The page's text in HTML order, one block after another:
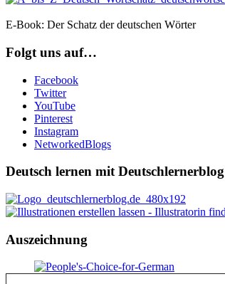
E-Book: Der Schatz der deutschen Wörter
Folgt uns auf…
Facebook
Twitter
YouTube
Pinterest
Instagram
NetworkedBlogs
Deutsch lernen mit Deutschlernerblog
Auszeichnung
Gib deine E-Mail-Adresse ein ...